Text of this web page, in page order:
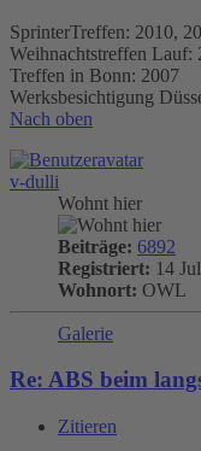
SprinterTreffen: 2010,
Weihnachtstreffen Lauf:
Treffen in Bonn: 2007
Werksbesichtigung
Nach oben
v-dulli
Wohnt hier
Beiträge: 6892
Registriert: 14
Wohnort: OWL
Galerie
Re: ABS beim
Zitieren